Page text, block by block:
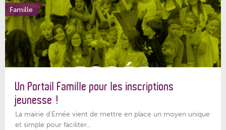
Famille
Un Portail Famille pour les inscriptions
jeunesse !
La mairie d’Ernée vient de mettre en place un moyen unique
et simple pour faciliter...